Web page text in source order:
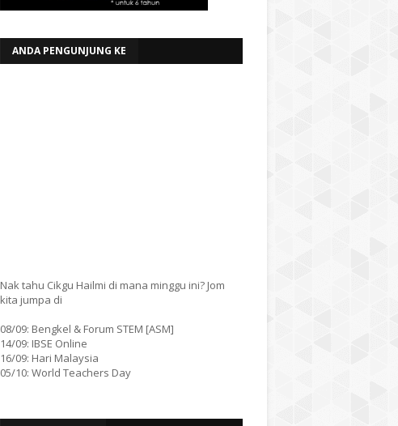
ANDA PENGUNJUNG KE
Nak tahu Cikgu Hailmi di mana minggu ini? Jom
kita jumpa di
08/09: Bengkel & Forum STEM [ASM]
14/09: IBSE Online
16/09: Hari Malaysia
05/10: World Teachers Day